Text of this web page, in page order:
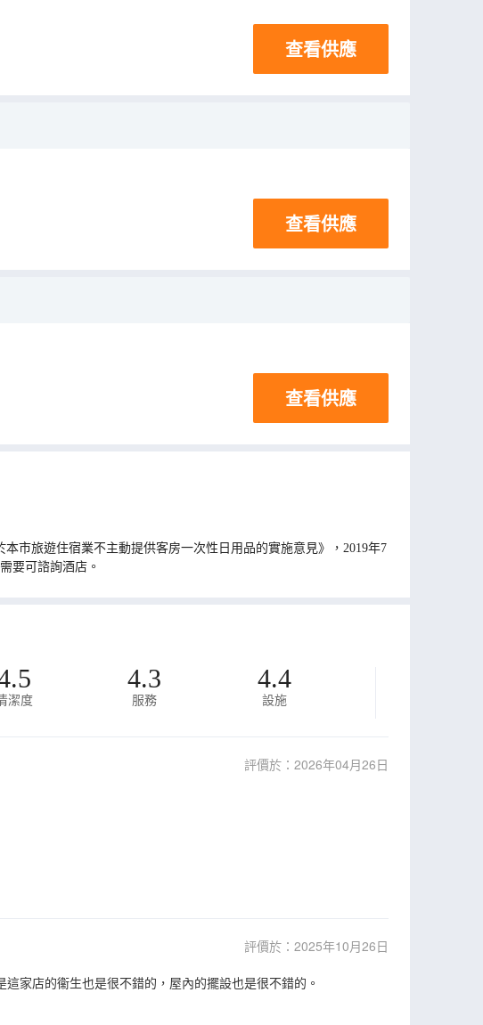
查看供應
查看供應
查看供應
市旅遊住宿業不主動提供客房一次性日用品的實施意見》，2019年7
要可諮詢酒店。
潔度
4.3
服務
4.4
設施
評價於：2026年04月26日
評價於：2025年10月26日
家店的衞生也是很不錯的，屋內的擺設也是很不錯的。